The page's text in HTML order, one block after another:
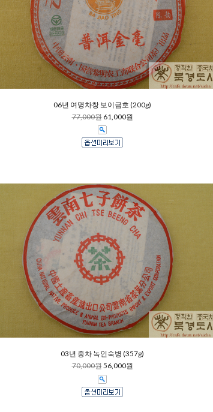
06년 여명차창 보이금호 (200g)
77,000원 61,000원
03년 중차 녹인숙병 (357g)
70,000원56,000원